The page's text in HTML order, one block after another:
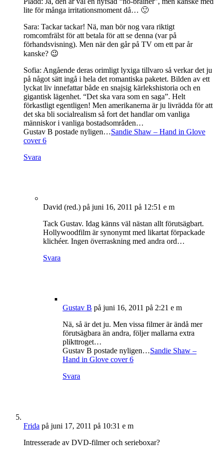
lite för många irritationsmoment då… 🙂
Sara: Tackar tackar! Nä, man bör nog vara riktigt
romcomfrälst för att betala för att se denna (var på
förhandsvisning). Men när den går på TV om ett par år
kanske? 😉
Sofia: Angående deras orimligt lyxiga tillvaro så verkar det ju
på något sätt ingå i hela det romantiska paketet. Bilden av ett
lyckat liv innefattar både en snajsig kärlekshistoria och en
gigantisk lägenhet. “Det ska vara som en saga”. Helt
förkastligt egentligen! Men amerikanerna är ju livrädda för att
det ska bli socialrealism så fort det handlar om vanliga
människor i vanliga bostadsområden…
Gustav B postade nyligen…Sandie Shaw – Hand in Glove
cover 6
Svara
David (red.) på juni 16, 2011 på 12:51 e m
Tack Gustav. Idag känns väl nästan allt förutsägbart.
Hollywoodfilm är synonymt med likartat förpackade
klichéer. Ingen överraskning med andra ord…
Svara
Gustav B på juni 16, 2011 på 2:21 e m
Nä, så är det ju. Men vissa filmer är ändå mer
förutsägbara än andra, följer mallarna extra
plikttroget…
Gustav B postade nyligen…Sandie Shaw –
Hand in Glove cover 6
Svara
Frida på juni 17, 2011 på 10:31 e m
Intresserade av DVD-filmer och serieboxar?